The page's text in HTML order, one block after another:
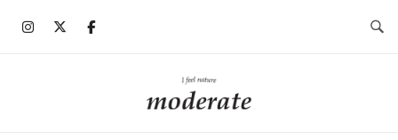
ホ
ー